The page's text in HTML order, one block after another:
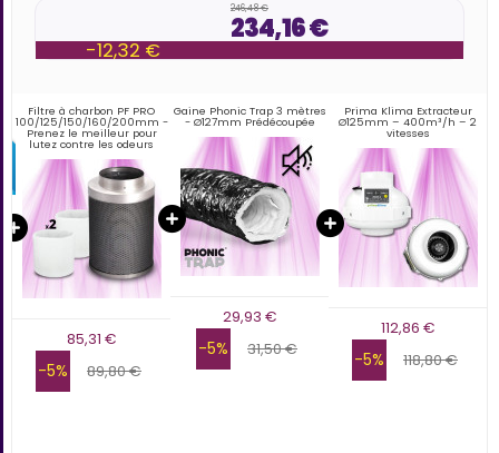
234,16 €
-12,32 €
246,48 €
Filtre à charbon PF PRO
100/125/150/160/200mm -
Prenez le meilleur pour
lutez contre les odeurs
85,31 €
-5% 89,80 €
Gaine Phonic Trap 3 mètres
- Ø127mm Prédécoupée
29,93 €
-5% 31,50 €
Prima Klima Extracteur
Ø125mm – 400m³/h – 2
vitesses
112,86 €
-5% 118,80 €